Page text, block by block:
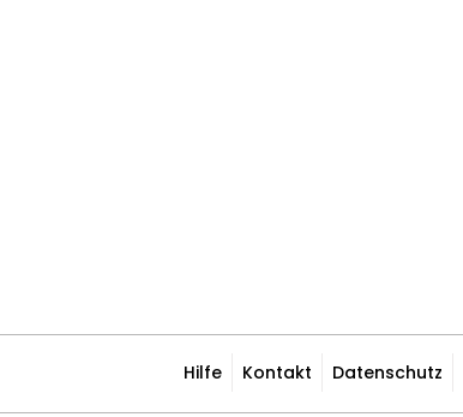
Hilfe Kontakt Datenschutz